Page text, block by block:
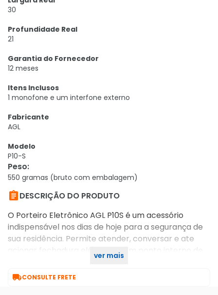
30
Profundidade Real
21
Garantia do Fornecedor
12 meses
Itens Inclusos
1 monofone e um interfone externo
Fabricante
AGL
Modelo
P10-S
Peso:
550 gramas (bruto com embalagem)
DESCRIÇÃO DO PRODUTO
O Porteiro Eletrônico AGL P10S é um acessório
indispensável nos dias de hoje para a segurança de
sua residência. Permite atender, conversar e ate
acionar fechadura elétrica de um ponto interno de
ver mais
CONSULTE FRETE